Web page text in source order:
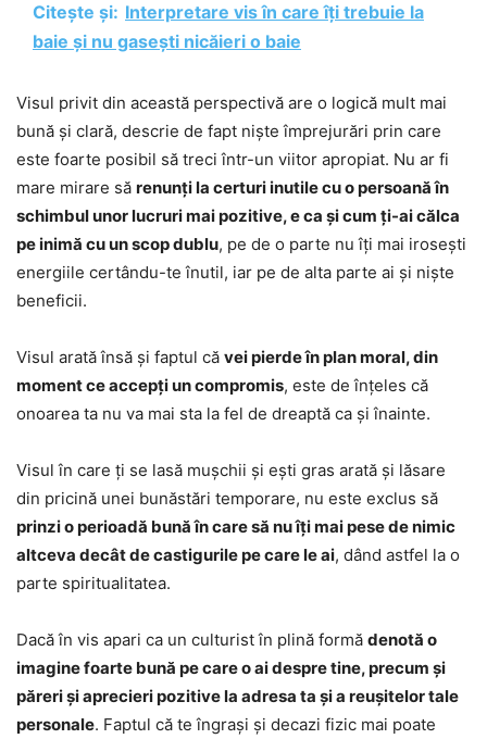
Citește și: Interpretare vis în care îți trebuie la
baie și nu gasești nicăieri o baie
Visul privit din această perspectivă are o logică mult mai
bună și clară, descrie de fapt niște împrejurări prin care
este foarte posibil să treci într-un viitor apropiat. Nu ar fi
mare mirare să renunți la certuri inutile cu o persoană în
schimbul unor lucruri mai pozitive, e ca și cum ți-ai călca
pe inimă cu un scop dublu, pe de o parte nu îți mai irosești
energiile certându-te înutil, iar pe de alta parte ai și niște
beneficii.
Visul arată însă și faptul că vei pierde în plan moral, din
moment ce accepți un compromis, este de înțeles că
onoarea ta nu va mai sta la fel de dreaptă ca și înainte.
Visul în care ți se lasă mușchii și ești gras arată și lăsare
din pricină unei bunăstări temporare, nu este exclus să
prinzi o perioadă bună în care să nu îți mai pese de nimic
altceva decât de castigurile pe care le ai, dând astfel la o
parte spiritualitatea.
Dacă în vis apari ca un culturist în plină formă denotă o
imagine foarte bună pe care o ai despre tine, precum și
păreri și aprecieri pozitive la adresa ta și a reușitelor tale
personale. Faptul că te îngrași și decazi fizic mai poate